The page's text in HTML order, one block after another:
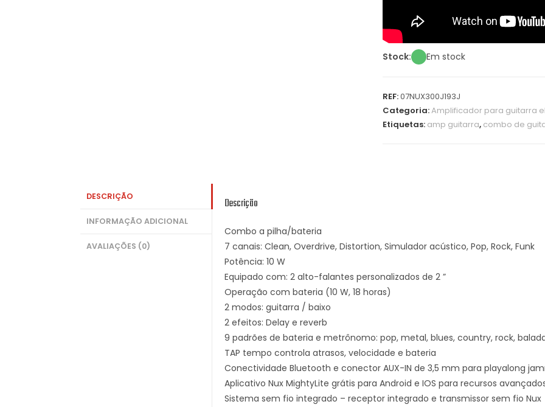
Stock: Em stock
REF:07NUX300J193J
Categoria:Amplificador para guitarra
Etiquetas: amp guitarra, combo de
DESCRIÇÃO
INFORMAÇÃO ADICIONAL
AVALIAÇÕES (0)
Descrição
Combo a pilha/bateria
7 canais: Clean, Overdrive, Distortion, Simulador acústico, Pop, Rock, Funk
Potência: 10 W
Equipado com: 2 alto-falantes personalizados de 2 ”
Operação com bateria (10 W, 18 horas)
2 modos: guitarra / baixo
2 efeitos: Delay e reverb
9 padrões de bateria e metrônomo: pop, metal, blues, country, rock,
TAP tempo controla atrasos, velocidade e bateria
Conectividade Bluetooth e conector AUX-IN de 3,5 mm para playalong
Aplicativo Nux MightyLite grátis para Android e IOS para recursos
Sistema sem fio integrado – receptor integrado e transmissor sem fio Nux